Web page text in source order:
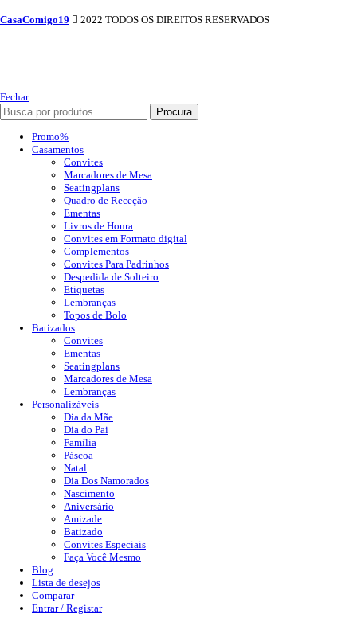
CasaComigo19 2022 TODOS OS DIREITOS RESERVADOS
Fechar
Procura
Promo%
Casamentos
Convites
Marcadores de Mesa
Seatingplans
Quadro de Receção
Ementas
Livros de Honra
Convites em Formato digital
Complementos
Convites Para Padrinhos
Despedida de Solteiro
Etiquetas
Lembranças
Topos de Bolo
Batizados
Convites
Ementas
Seatingplans
Marcadores de Mesa
Lembranças
Personalizáveis
Dia da Mãe
Dia do Pai
Família
Páscoa
Natal
Dia Dos Namorados
Nascimento
Aniversário
Amizade
Batizado
Convites Especiais
Faça Você Mesmo
Blog
Lista de desejos
Comparar
Entrar / Registar